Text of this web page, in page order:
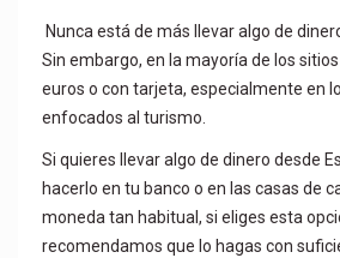
Nunca está de más llevar algo de
Sin embargo, en la mayoría de los
euros o con tarjeta, especialmente en
enfocados al turismo.
Si quieres llevar algo de dinero desde
hacerlo en tu banco o en las casas de
moneda tan habitual, si eliges esta
recomendamos que lo hagas con